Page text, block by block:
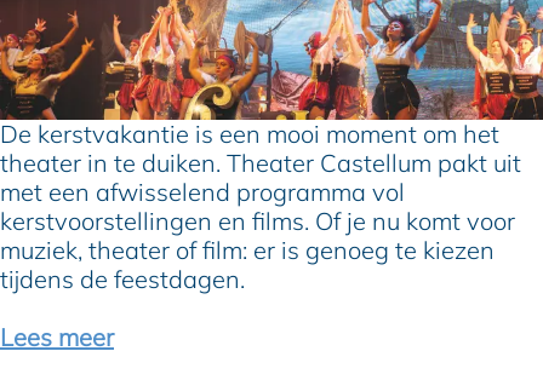
c
t
i
v
i
t
e
i
t
e
i
s
t
m
a
g
i
e
i
n
T
h
e
De kerstvakantie is een mooi moment om het
theater in te duiken. Theater Castellum pakt uit
met een afwisselend programma vol
kerstvoorstellingen en films. Of je nu komt voor
muziek, theater of film: er is genoeg te kiezen
tijdens de feestdagen.
Lees meer